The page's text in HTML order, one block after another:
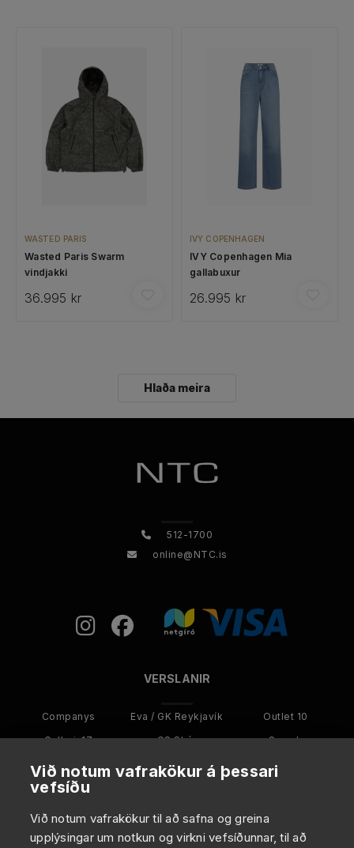
Við notum vafrakökur á þessari
vefsíðu
Við notum vafrakökur til að safna og greina
upplýsingar um notkun og virkni vefsíðunnar, til að
WASTED PARIS
Wasted Paris Swarm
vindjakki
36.995 kr
IVY COPENHAGEN
IVY Copenhagen Mia
gallabuxur
26.995 kr
Hlaða meira
512-1700
online@NTC.is
VERSLANIR
Companys Eva / GK Reykjavík
Outlet 10
Galleri-17
GS Skór
Smash
Kultur Menn
Kultur Karakter
Um NTC